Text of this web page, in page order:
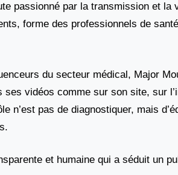
passionné par la transmission et la
forme des professionnels de
du secteur médical, Major
vidéos comme sur son site, sur
n’est pas de diagnostiquer, mais
et humaine qui a séduit un